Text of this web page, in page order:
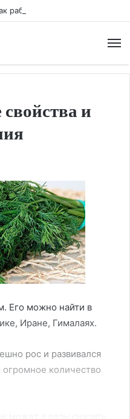
и
Его можно найти в
Иране, Гималаях.
рос и развивался
количество